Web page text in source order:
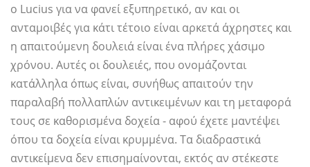
ο Lucius για να φανεί εξυπηρετικό, αν και οι
ανταμοιβές για κάτι τέτοιο είναι αρκετά άχρηστες και
η απαιτούμενη δουλειά είναι ένα πλήρες χάσιμο
χρόνου. Αυτές οι δουλειές, που ονομάζονται
κατάλληλα όπως είναι, συνήθως απαιτούν την
παραλαβή πολλαπλών αντικειμένων και τη μεταφορά
τους σε καθορισμένα δοχεία - αφού έχετε μαντέψει
όπου τα δοχεία είναι κρυμμένα. Τα διαδραστικά
αντικείμενα δεν επισημαίνονται, εκτός αν στέκεστε